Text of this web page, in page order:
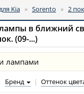
Kia » Sorento » 2
в ближний
(09-...)
лампами
Бренд | Оттенок